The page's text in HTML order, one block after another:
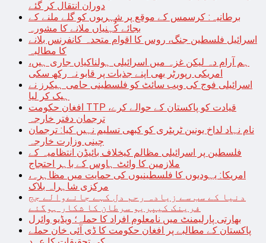
دوران انتقال کر گئے
برطانیہ: کرسمس کے موقع پر شہریوں کو گلے ملنے کے
بجائے کُہنیاں ملانے کا مشورہ
اسرائیل فلسطین جنگ، روس کا اقوام متحدہ کانفرنس بلانے
کا مطالبہ
ہم آرام دہ لیکن غزہ میں اسرائیلی ہولناکیاں جاری ہیں،
امریکی رپورٹر بھی اپنے جذبات پر قابو نہ رکھ سکی
اسرائیلی فوج کی ویب سائٹ کو فلسطینی حامی ہیکرز نے
ہیک کر لیا
افغان حکومت TTP قیادت کو پاکستان کے حوالے کرے،
ترجمان دفتر خارجہ
نام نہاد لداخ یونین ٹریٹری کو کبھی تسلیم نہیں کیا: ترجمان
چینی وزارت خارجہ
فلسطین پر اسرائیلی مظالم کیخلاف بائیڈن انتظامیہ کے
ملازمین کا وائٹ ہاوس کے باہر احتجاج
امریکا: یہودیوں کا فلسطینیوں کی حمایت میں مظاہرہ،
مرکزی شاہراہ بلاک
دنیا کے سب سے زیادہ رحم دل کہے جانےوالے جج
فرینک کیپریو سرطان کا شکار ہوگئے
بھارتی پارلیمنٹ میں نامعلوم افراد کا حملہ؛ ویڈیو وائرل
پاکستان کے مطالبے پر افغان حکومت کا ڈی آئی خان حملے